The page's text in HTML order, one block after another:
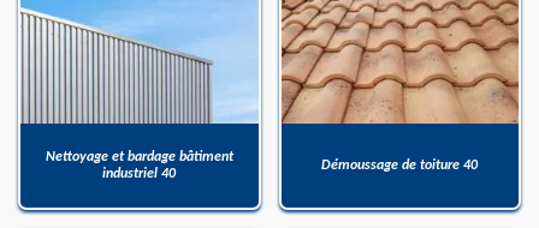
Nettoyage et bardage bâtiment
industriel 40
Démoussage de toiture 40